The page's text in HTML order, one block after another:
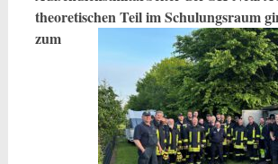
theoretischen Teil imSchulungsraum
zum